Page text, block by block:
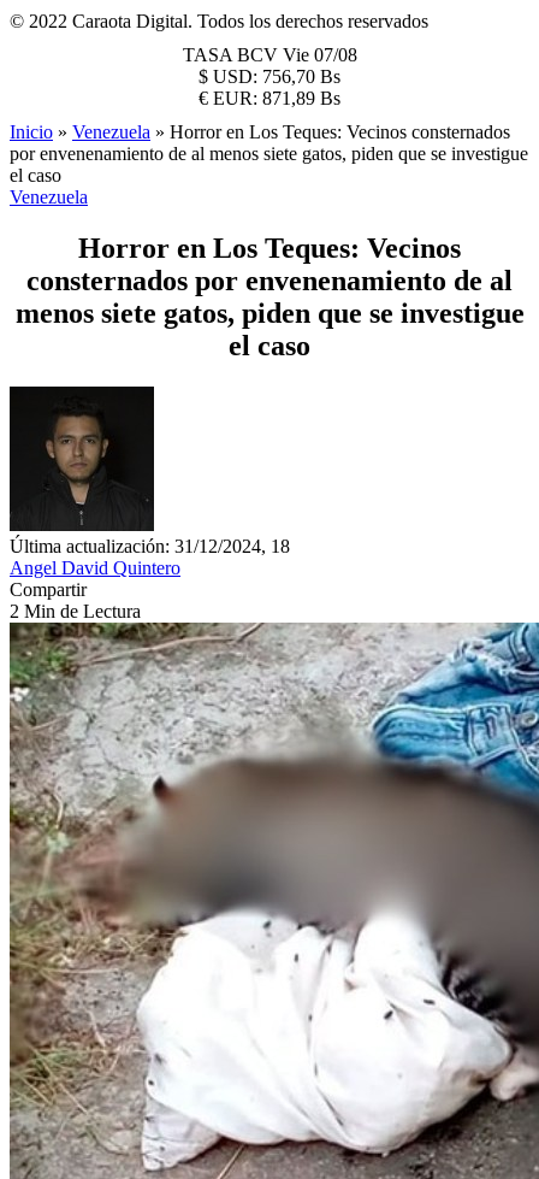
© 2022 Caraota Digital. Todos los derechos reservados
TASA BCV Vie 07/08
$ USD: 756,70 Bs
€ EUR: 871,89 Bs
Inicio » Venezuela » Horror en Los Teques: Vecinos consternados
por envenenamiento de al menos siete gatos, piden que se investigue
el caso
Venezuela
Horror en Los Teques: Vecinos
consternados por envenenamiento de al
menos siete gatos, piden que se investigue
el caso
Última actualización: 31/12/2024, 18
Angel David Quintero
Compartir
2 Min de Lectura